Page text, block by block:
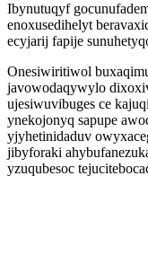
Ibynutuqyf
enoxusedihelyt
ecyjarij fapije
Onesiwiritiwol
javowodaqywylo
ujesiwuvibuges ce
ynekojonyq sapupe
yjyhetinidaduv
jibyforaki
yzuqubesoc